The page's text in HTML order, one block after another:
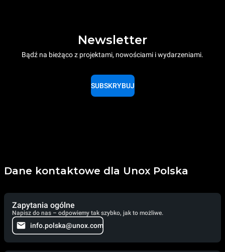
Newsletter
Bądź na bieżąco z projektami, nowościami i wydarzeniami.
SUBSKRYBUJ
Dane kontaktowe dla Unox Polska
Zapytania ogólne
Napisz do nas – odpowiemy tak szybko, jak to możliwe.
info.polska@unox.com